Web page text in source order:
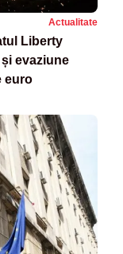
Actualitate
Liberty
evaziune
euro